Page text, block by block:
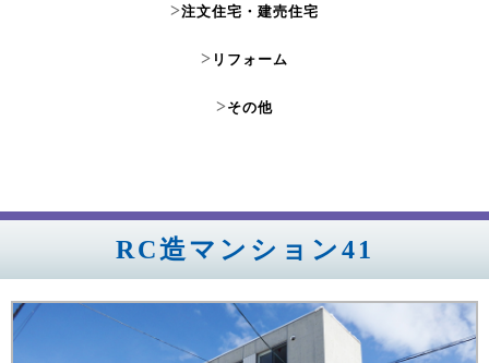
>注文住宅・建売住宅
> リフォーム
>その他
RC造マンション41